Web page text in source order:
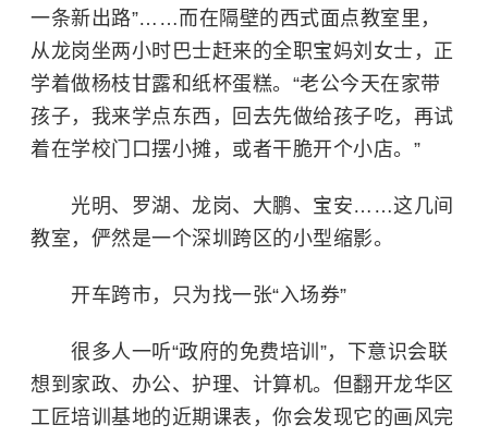
一条新出路”……而在隔壁的西式面点教室里，
从龙岗坐两小时巴士赶来的全职宝妈刘女士，正
学着做杨枝甘露和纸杯蛋糕。“老公今天在家带
孩子，我来学点东西，回去先做给孩子吃，再试
着在学校门口摆小摊，或者干脆开个小店。”
光明、罗湖、龙岗、大鹏、宝安……这几间
教室，俨然是一个深圳跨区的小型缩影。
开车跨市，只为找一张“入场券”
很多人一听“政府的免费培训”，下意识会联
想到家政、办公、护理、计算机。但翻开龙华区
工匠培训基地的近期课表，你会发现它的画风完